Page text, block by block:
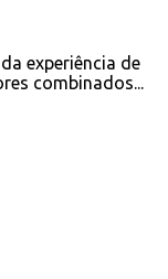
experiência de
combinados...